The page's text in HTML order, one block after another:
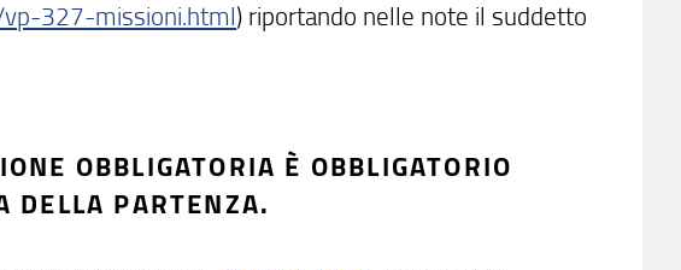
327-missioni.html) riportando nelle note il suddetto
OBBLIGATORIA È OBBLIGATORIO
DELLA PARTENZA.